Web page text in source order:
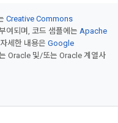
Creative Commons
여되며, 코드 샘플에는 Apache
세한 내용은 Google
Oracle 및/또는 Oracle 계열사